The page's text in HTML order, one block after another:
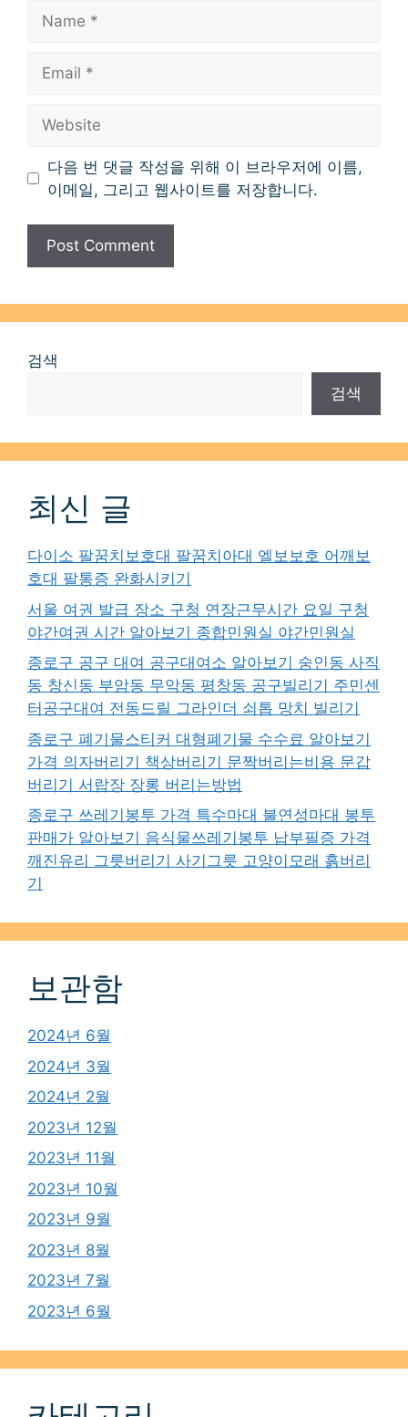
다음 번 댓글 작성을 위해 이 브라우저에 이름,
이메일, 그리고 웹사이트를 저장합니다.
검색
검색
최신 글
다이소 팔꿈치보호대 팔꿈치아대 엘보보호 어깨보
호대 팔통증 완화시키기
서울 여권 발급 장소 구청 연장근무시간 요일 구청
야간여권 시간 알아보기 종합민원실 야간민원실
종로구 공구 대여 공구대여소 알아보기 숭인동 사직
동 창신동 부암동 무악동 평창동 공구빌리기 주민센
터공구대여 전동드릴 그라인더 쇠톱 망치 빌리기
종로구 폐기물스티커 대형폐기물 수수료 알아보기
가격 의자버리기 책상버리기 문짝버리는비용 문갑
버리기 서랍장 장롱 버리는방법
종로구 쓰레기봉투 가격 특수마대 불연성마대 봉투
판매가 알아보기 음식물쓰레기봉투 납부필증 가격
깨진유리 그릇버리기 사기그릇 고양이모래 흙버리
기
보관함
2024년 6월
2024년 3월
2024년 2월
2023년 12월
2023년 11월
2023년 10월
2023년 9월
2023년 8월
2023년 7월
2023년 6월